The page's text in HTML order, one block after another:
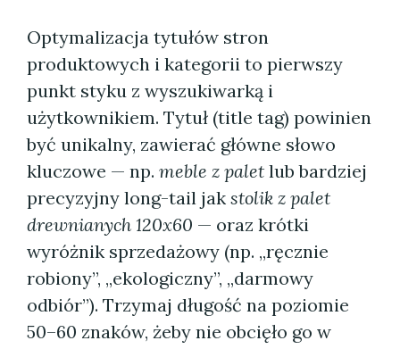
Optymalizacja tytułów stron
produktowych i kategorii to pierwszy
punkt styku z wyszukiwarką i
użytkownikiem. Tytuł (title tag) powinien
być unikalny, zawierać główne słowo
kluczowe — np. meble z palet lub bardziej
precyzyjny long-tail jak stolik z palet
drewnianych 120x60 — oraz krótki
wyróżnik sprzedażowy (np. „ręcznie
robiony”, „ekologiczny”, „darmowy
odbiór”). Trzymaj długość na poziomie
50–60 znaków, żeby nie obcięło go w